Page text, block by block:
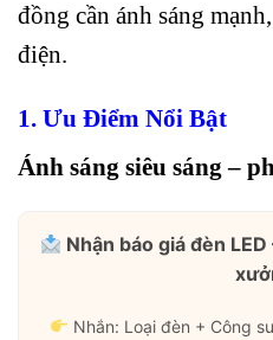
đồng cần ánh sáng
điện.
1. Ưu Điểm Nổi Bật
Ánh sáng siêu sáng –
Nhận báo giá đèn
Nhắn: Loại đèn + Công